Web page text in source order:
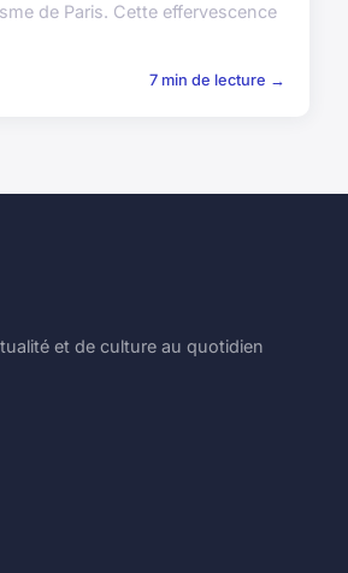
de Paris. Cette effervescence
7 min de lecture →
et de culture au quotidien